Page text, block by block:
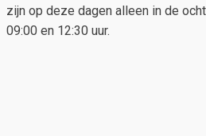
zijn op deze dagen alleen in de
09:00 en 12:30 uur.